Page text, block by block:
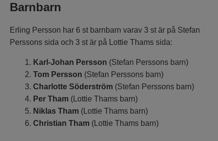
Barnbarn
Erling Persson har 6 st barnbarn varav 3 st är på Stefan
Perssons sida och 3 st är på Lottie Thams sida:
Karl-Johan Persson (Stefan Perssons barn)
Tom Persson (Stefan Perssons barn)
Charlotte Söderström (Stefan Perssons barn)
Per Tham (Lottie Thams barn)
Niklas Tham (Lottie Thams barn)
Christian Tham (Lottie Thams barn)